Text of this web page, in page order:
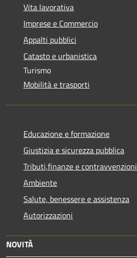
Vita lavorativa
Imprese e Commercio
Appalti pubblici
Catasto e urbanistica
Turismo
Mobilità e trasporti
Educazione e formazione
Giustizia e sicurezza pubblica
Tributi,finanze e contravvenzioni
Ambiente
Salute, benessere e assistenza
Autorizzazioni
NOVITÀ